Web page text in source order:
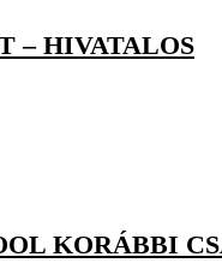
– HIVATALOS
KORÁBBI